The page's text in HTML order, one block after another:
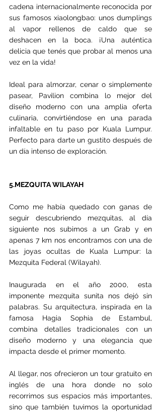
cadena internacionalmente reconocida por
sus famosos xiaolongbao: unos dumplings
al vapor rellenos de caldo que se
deshacen en la boca. ¡Una auténtica
delicia que tenés que probar al menos una
vez en la vida!
Ideal para almorzar, cenar o simplemente
pasear, Pavilion combina lo mejor del
diseño moderno con una amplia oferta
culinaria, convirtiéndose en una parada
infaltable en tu paso por Kuala Lumpur.
Perfecto para darte un gustito después de
un día intenso de exploración.
5.MEZQUITA WILAYAH
Como me había quedado con ganas de
seguir descubriendo mezquitas, al día
siguiente nos subimos a un Grab y en
apenas 7 km nos encontramos con una de
las joyas ocultas de Kuala Lumpur: la
Mezquita Federal (Wilayah).
Inaugurada en el año 2000, esta
imponente mezquita sunita nos dejó sin
palabras. Su arquitectura, inspirada en la
famosa Hagia Sophia de Estambul,
combina detalles tradicionales con un
diseño moderno y una elegancia que
impacta desde el primer momento.
Al llegar, nos ofrecieron un tour gratuito en
inglés de una hora donde no solo
recorrimos sus espacios más importantes,
sino que también tuvimos la oportunidad